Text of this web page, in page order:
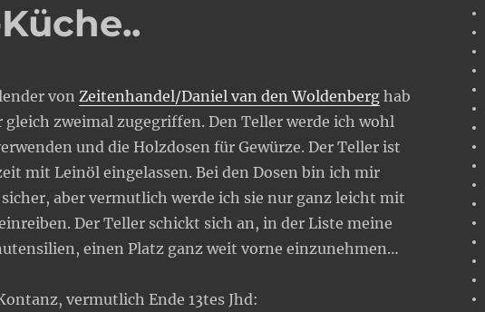
von Zeitenhandel/Daniel van den Woldenberghab
gleich zweimal zugegriffen. Den Teller werde ich wohl
und die Holzdosen für Gewürze. Der Teller ist
mit Leinöl eingelassen. Bei den Dosen bin ich mir
aber vermutlich werde ich sie nur ganz leicht mit
Der Teller schickt sich an, in der Liste meine
einen Platz ganz weit vorne einzunehmen…
vermutlich Ende 13tes Jhd: